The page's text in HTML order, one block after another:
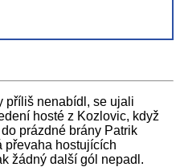
příliš nenabídl, se ujali
hosté z Kozlovic, když
prázdné brány Patrik
převaha hostujících
žádný další gól nepadl.